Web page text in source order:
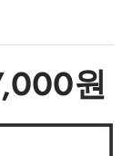
원